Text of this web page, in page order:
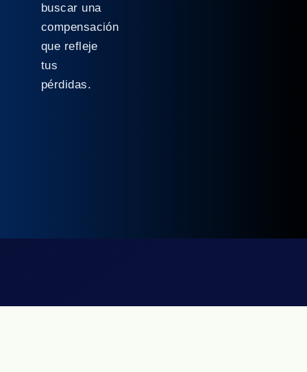
buscar una
compensación
que refleje
tus
pérdidas.